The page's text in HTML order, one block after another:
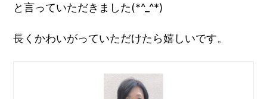
と言っていただきました(*^_^*)
長くかわいがっていただけたら嬉しいです。